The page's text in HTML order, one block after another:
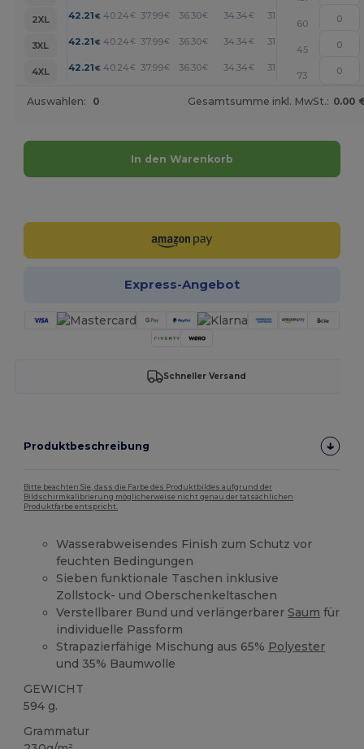
2XL
42.21 € 40.24 € 37.99€ 36.30€ 34.34€ 31.52
60
3XL
42.21 € 40.24 € 37.99€ 36.30€ 34.34€ 31.52
45
4XL
42.21 € 40.24 € 37.99€ 36.30€ 34.34€ 31.52
73
Auswahlen: 0 Gesamtsumme inkl. MwSt.: 0.00
In den Warenkorb
Express-Angebot
Schneller Versand
Produktbeschreibung
Bitte beachten Sie, dass die Farbe des Produktbildes aufgrund der
Bildschirmkalibrierung möglicherweise nicht genau der tatsächlichen
Produktfarbe entspricht.
Wasserabweisendes Finish zum Schutz vor
feuchten Bedingungen
Sieben funktionale Taschen inklusive
Zollstock- und Oberschenkeltaschen
Verstellbarer Bund und verlängerbarerSaum für
individuelle Passform
Strapazierfähige Mischung aus 65% Polyester
und 35% Baumwolle
GEWICHT
594 g.
Grammatur